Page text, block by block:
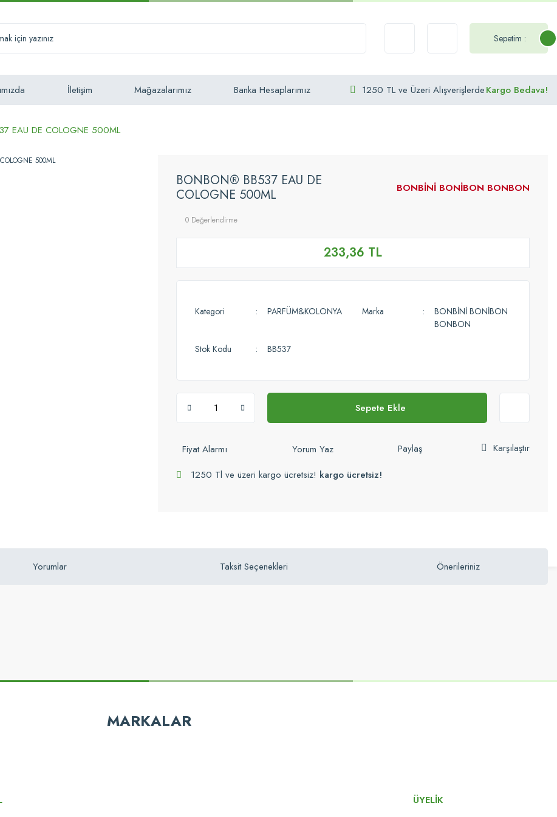
Sepetim :
İletişim Mağazalarımız Banka Hesaplarımız 1250 TL ve Üzeri AlışverişlerdeKargo Bedava!
EAU DE COLOGNE 500ML
BONBON® BB537 EAU DE
COLOGNE 500ML
BONBİNİ BONİBON BONBON
0 Değerlendirme
233,36 TL
Kategori PARFÜM&KOLONYA Marka
BONBİNİ BONİBON
BONBON
Stok Kodu BB537
Sepete Ekle
Fiyat Alarmı Yorum Yaz Paylaş
Karşılaştır
1250 Tl ve üzeri kargo ücretsiz! kargo ücretsiz!
Yorumlar Taksit Seçenekleri Önerileriniz
MARKALAR
ÜYELİK